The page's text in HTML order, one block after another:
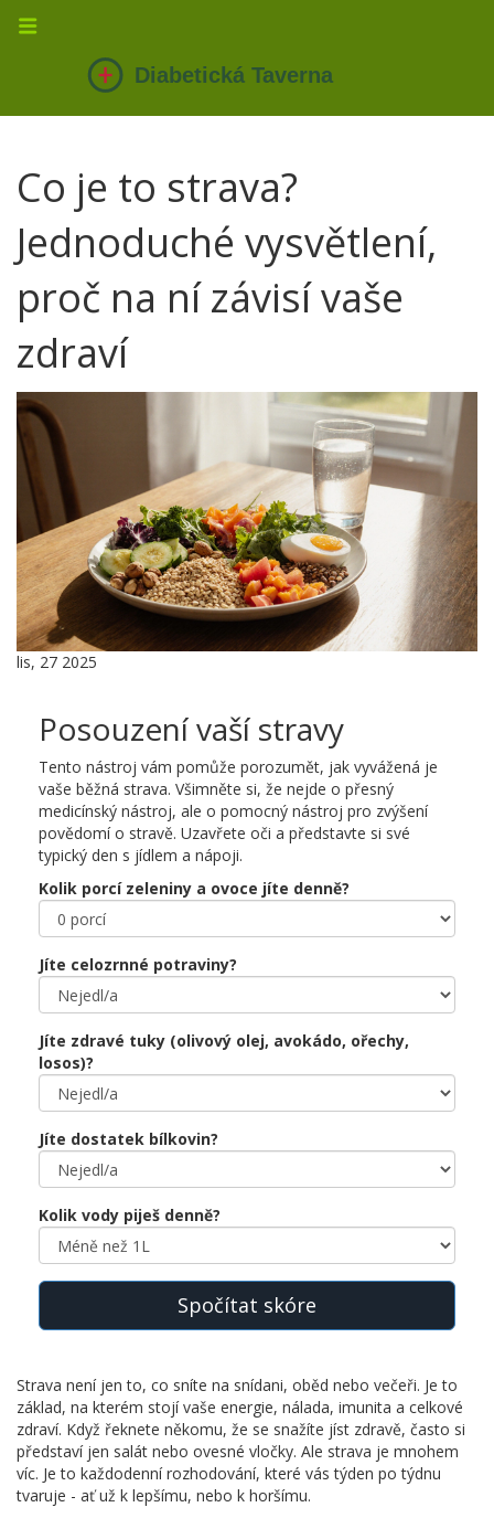
Co je to strava?
Jednoduché vysvětlení,
proč na ní závisí vaše
zdraví
lis, 27 2025
Posouzení vaší stravy
Tento nástroj vám pomůže porozumět, jak vyvážená je
vaše běžná strava. Všimněte si, že nejde o přesný
medicínský nástroj, ale o pomocný nástroj pro zvýšení
povědomí o stravě. Uzavřete oči a představte si své
typický den s jídlem a nápoji.
Kolik porcí zeleniny a ovoce jíte denně?
Jíte celozrnné potraviny?
Jíte zdravé tuky (olivový olej, avokádo, ořechy,
losos)?
Jíte dostatek bílkovin?
Kolik vody piješ denně?
Spočítat skóre
Strava není jen to, co sníte na snídani, oběd nebo večeři. Je to
základ, na kterém stojí vaše energie, nálada, imunita a celkové
zdraví. Když řeknete někomu, že se snažíte jíst zdravě, často si
představí jen salát nebo ovesné vločky. Ale strava je mnohem
víc. Je to každodenní rozhodování, které vás týden po týdnu
tvaruje - ať už k lepšímu, nebo k horšímu.